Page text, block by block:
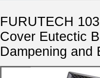
FURUTECH
Cover Eutectic
Dampening and